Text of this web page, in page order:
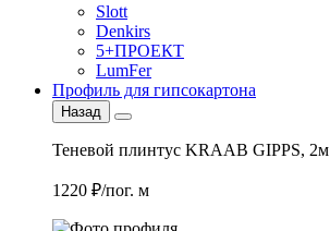
Slott
Denkirs
5+ПРОЕКТ
LumFer
Профиль для гипсокартона
Назад
Теневой плинтус KRAAB GIPPS, 2м
1220 ₽/пог. м